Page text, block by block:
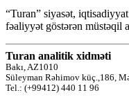
“Turan” siyasət,
fəaliyyət göstərən müstəqil
Turan analitik xidməti
Bakı, AZ1010
Süleyman Rəhimov küç.,186,
Tel.: (+99412) 440 11 96